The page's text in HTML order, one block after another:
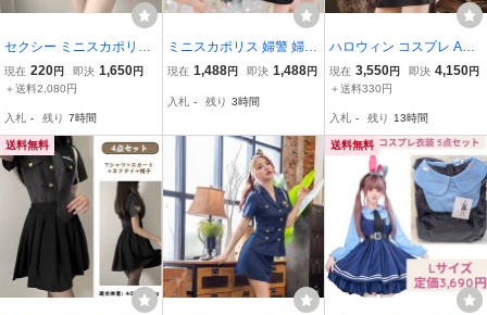
セクシー ミニスカポリス
婦人警官 コスチューム ハ
ロウィン コスプレ衣装
現在 220円 即決 1,650円
＋送料2,080円
入札 - 残り 7時間
ミニスカポリス 婦警 婦人
警察 ポリス 警察官 ハロ
用 コスプレ セクシー コ
現在 1,488円 即決 1,488円
入札 - 残り 3時間
ハロウィン コスプレ Ann
a Mu コスプレ ポリス コ
スチューム 衣装 婦人警官
現在 3,550円 即決 4,150円
＋送料330円
入札 - 残り 13時間
送料無料 送料無料